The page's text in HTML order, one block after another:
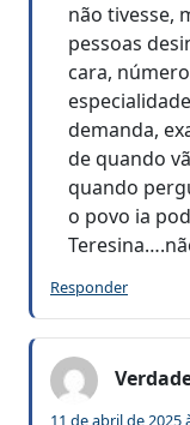
não tivesse,
pessoas
cara,
demanda,
de quando
quando
o povo ia
Responder
11 de abril de 2025